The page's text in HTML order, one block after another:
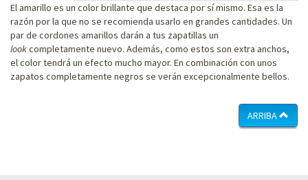
El amarillo es un color brillante que destaca por sí mismo. Esa es la
razón por la que no se recomienda usarlo en grandes cantidades. Un
par de cordones amarillos darán a tus zapatillas un
lookcompletamente nuevo. Además, como estos son extra anchos,
el color tendrá un efecto mucho mayor. En combinación con unos
zapatos completamente negros se verán excepcionalmente bellos.
ARRIBA